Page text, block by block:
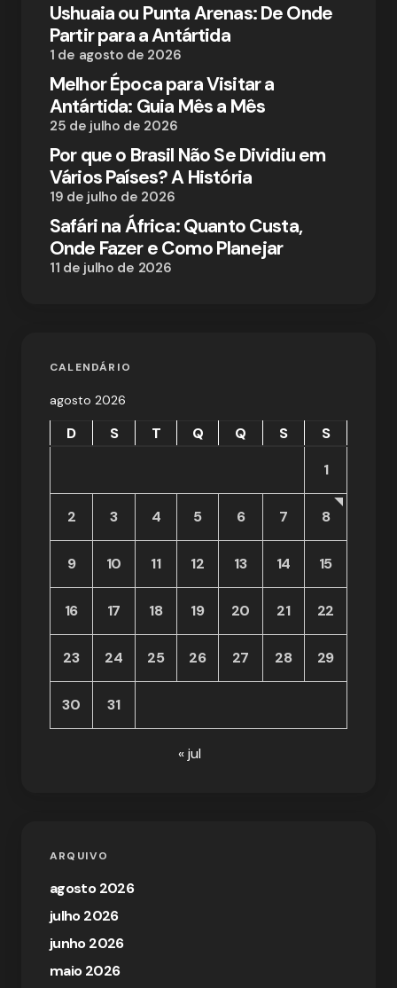
Ushuaia ou Punta Arenas: De Onde
Partir para a Antártida
1 de agosto de 2026
Melhor Época para Visitar a
Antártida: Guia Mês a Mês
25 de julho de 2026
Por que o Brasil Não Se Dividiu em
Vários Países? A História
19 de julho de 2026
Safári na África: Quanto Custa,
Onde Fazer e Como Planejar
11 de julho de 2026
CALENDÁRIO
agosto 2026
D S T Q Q S
S
1
2 3 4 5 6 7 8
9 10 11 12 13 14 15
16 17 18 19 20 21 22
23 24 25 26 27 28 29
30 31
« jul
ARQUIVO
agosto 2026
julho 2026
junho 2026
maio 2026